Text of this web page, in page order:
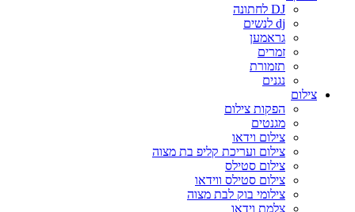
DJ לחתונה
dj לנשים
גראמען
זמרים
תזמורת
נגנים
צילום
הפקות צילום
מגנטים
צילום וידאו
צילום ועריכת קליפ בת מצוה
צילום סטילס
צילום סטילס ווידאו
צילומי בוק לבת מצוה
צלמת וידאו